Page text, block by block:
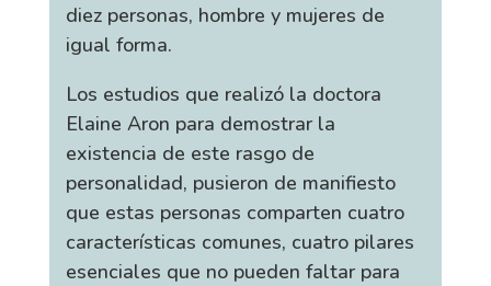
diez personas, hombre y mujeres de
igual forma.
Los estudios que realizó la doctora
Elaine Aron para demostrar la
existencia de este rasgo de
personalidad, pusieron de manifiesto
que estas personas comparten cuatro
características comunes, cuatro pilares
esenciales que no pueden faltar para